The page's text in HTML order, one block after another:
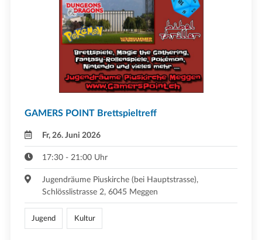
GAMERS POINT Brettspieltreff
Fr, 26. Juni 2026
17:30 - 21:00 Uhr
Jugendräume Piuskirche (bei Hauptstrasse),
Schlösslistrasse 2, 6045 Meggen
Jugend Kultur